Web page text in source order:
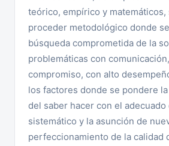
teórico, empírico y matemáticos,
proceder metodológico donde
búsqueda comprometida de la
problemáticas con
compromiso, con alto
los factores donde se pondere
del saber hacer con el adecuado
sistemático y la asunción de
perfeccionamiento de la calidad